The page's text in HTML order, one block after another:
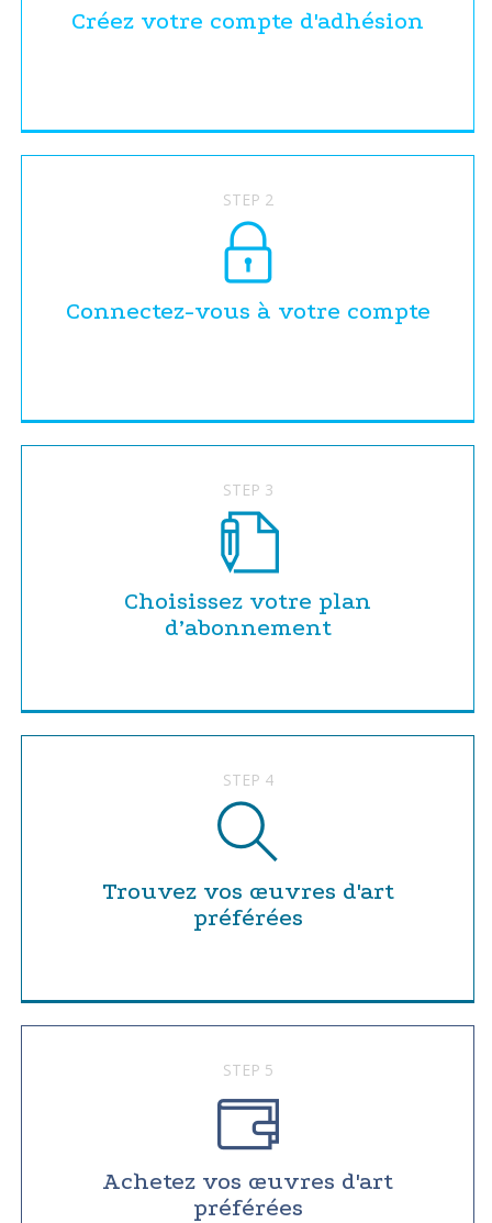
Créez votre compte d'adhésion
STEP 2
Connectez-vous à votre compte
STEP 3
Choisissez votre plan
d’abonnement
STEP 4
Trouvez vos œuvres d'art
préférées
STEP 5
Achetez vos œuvres d'art
préférées